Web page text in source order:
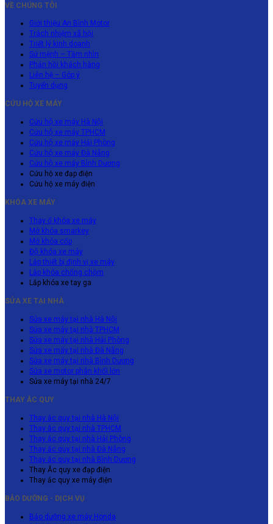
VỀ CHÚNG TÔI
Giới thiệu An Bình Motor
Trách nhiệm xã hội
Triết lý kinh doanh
Sứ mệnh – Tầm nhìn
Phản hồi khách hàng
Liên hệ – Góp ý
Tuyển dụng
CỨU HỘ XE MÁY
Cứu hộ xe máy Hà Nội
Cứu hộ xe máy TPHCM
Cứu hộ xe máy Hải Phòng
Cứu hộ xe máy Đà Nẵng
Cứu hộ xe máy Bình Dương
Cứu hộ xe đạp điện
Cứu hộ xe máy điện
KHÓA XE MÁY
Thay ổ khóa xe máy
Mở khóa smarkey
Mở khóa cốp
Độ khóa xe máy
Lắp thiết bị định vị xe máy
Lắp khóa chống chộm
Lắp khóa xe tay ga
SỬA XE TẠI NHÀ
Sửa xe máy tại nhà Hà Nội
Sửa xe máy tại nhà TPHCM
Sửa xe máy tại nhà Hải Phòng
Sửa xe máy tại nhà Đà Nẵng
Sửa xe máy tại nhà Bình Dương
Sửa xe motor phân khối lớn
Sửa xe máy tại nhà 24/7
THAY ẮC QUY
Thay ắc quy tại nhà Hà Nội
Thay ắc quy tại nhà TPHCM
Thay ắc quy tại nhà Hải Phòng
Thay ắc quy tại nhà Đà Nẵng
Thay ắc quy tại nhà Bình Dương
Thay Ắc quy xe đạp điện
Thay ắc quy xe máy điện
BẢO DƯỠNG - DỊCH VỤ
Bảo dưỡng xe máy Honda